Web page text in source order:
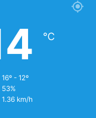
℃
16º - 12º
53%
1.36 km/h